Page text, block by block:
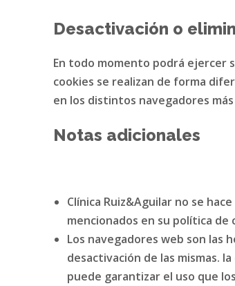
Desactivación o
En todo momento podrá ejercer
cookies se realizan de forma
en los distintos navegadores
Notas adicionales
Clínica Ruiz&Aguilar no se
mencionados en su política de
Los navegadores web son las
desactivación de las mismas.
puede garantizar el uso que